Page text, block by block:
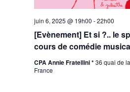
[Evènement] Et si ?.. le
cours de comédie
juin 6, 2025 @ 19h00 -22h00
CPA Annie Fratellini *36 quai de
France